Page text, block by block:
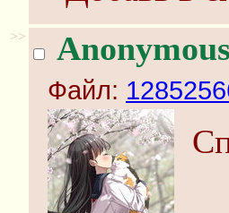
>> Anonymous
Файл: